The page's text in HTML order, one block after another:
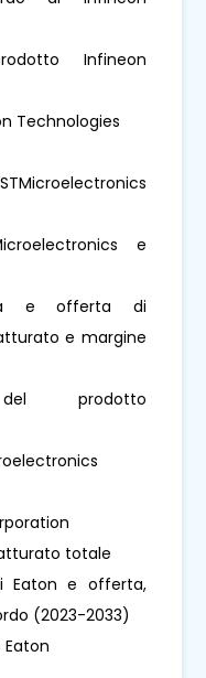
Infineon
Technologies
e
e offerta di
e margine
prodotto
totale
Eaton e offerta,
(2023-2033)